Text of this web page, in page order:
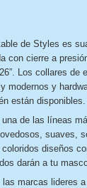
de Styles es
con cierre a
Los collares de
modernos y
están disponibles.
de las líneas
suaves,
diseños
darán a tu
marcas lideres